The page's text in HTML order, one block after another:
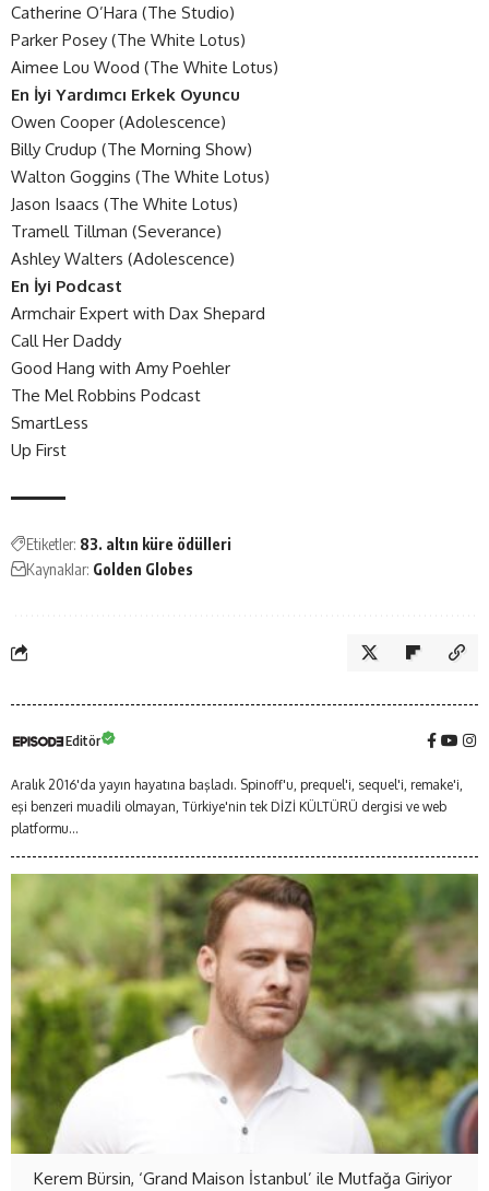
Catherine O’Hara (The Studio)
Parker Posey (The White Lotus)
Aimee Lou Wood (The White Lotus)
En İyi Yardımcı Erkek Oyuncu
Owen Cooper (Adolescence)
Billy Crudup (The Morning Show)
Walton Goggins (The White Lotus)
Jason Isaacs (The White Lotus)
Tramell Tillman (Severance)
Ashley Walters (Adolescence)
En İyi Podcast
Armchair Expert with Dax Shepard
Call Her Daddy
Good Hang with Amy Poehler
The Mel Robbins Podcast
SmartLess
Up First
Etiketler: 83. altın küre ödülleri
Kaynaklar: Golden Globes
Editör
Aralık 2016'da yayın hayatına başladı. Spinoff'u, prequel'i, sequel'i, remake'i,
eşi benzeri muadili olmayan, Türkiye'nin tek DİZİ KÜLTÜRÜ dergisi ve web
platformu...
Kerem Bürsin, ‘Grand Maison İstanbul’ ile Mutfağa Giriyor